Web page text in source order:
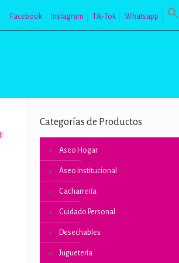
Facebook Instagram Tik-Tok Whatsapp
Categorías de Productos
Aseo Hogar
Aseo Institucional
Cacharrería
Cuidado Personal
Desechables
Juguetería